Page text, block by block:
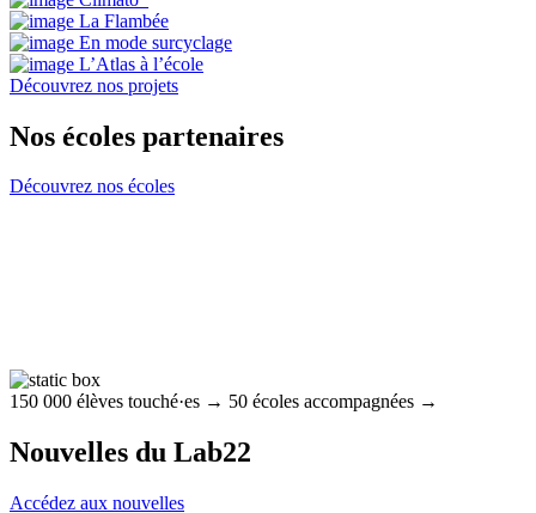
La Flambée
En mode surcyclage
L’Atlas à l’école
Découvrez nos projets
Nos écoles partenaires
Découvrez nos écoles
150 000 élèves touché·es → 50 écoles accompagnées →
Nouvelles du Lab22
Accédez aux nouvelles